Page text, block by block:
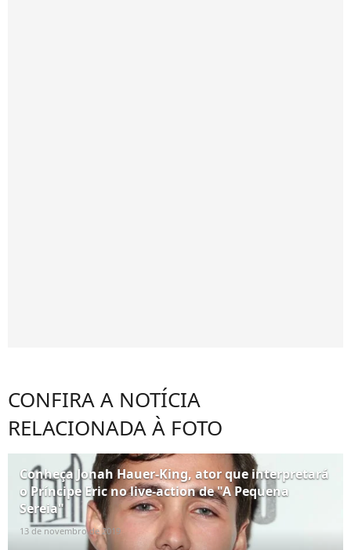
CONFIRA A NOTÍCIA
RELACIONADA À FOTO
Conheça Jonah Hauer-King, ator que interpretará
o Príncipe Eric no live-action de "A Pequena
Sereia"
13 de novembro de 2019